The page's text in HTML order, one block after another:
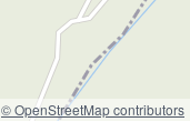
© OpenStreetMap contributors